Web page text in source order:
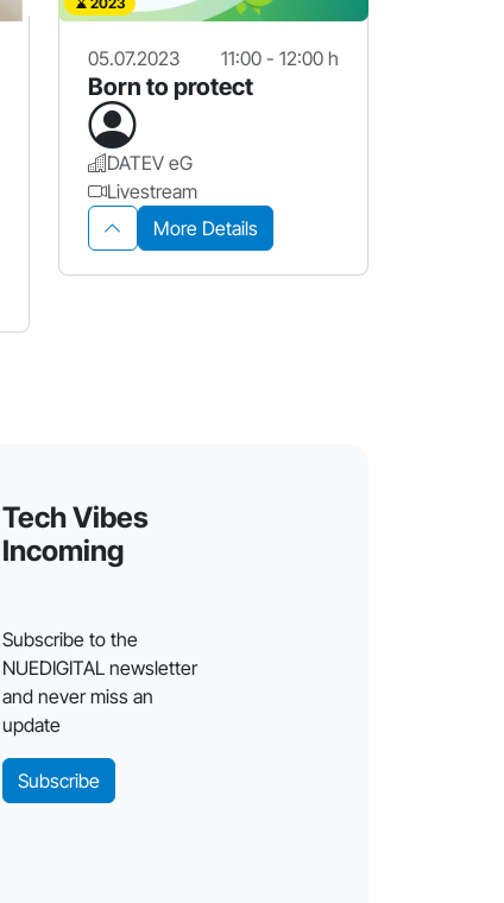
05.07.2023 11:00 - 12:00 h
Born to protect
DATEV eG
Livestream
More Details
Tech Vibes
Incoming
Subscribe to the
NUEDIGITAL newsletter
and never miss an
update
Subscribe